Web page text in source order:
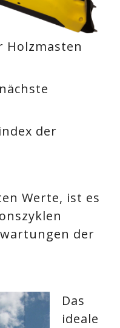
Holzmasten
der
Werte, ist es
der
Das
ideale